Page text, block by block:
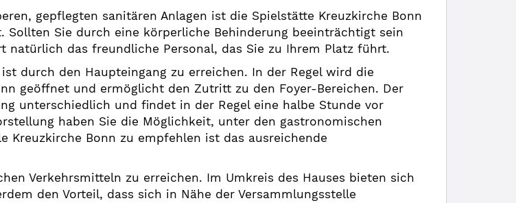
gepflegten sanitären Anlagen ist die Spielstätte Kreuzkirche Bonn
Sie durch eine körperliche Behinderung beeinträchtigt sein
das freundliche Personal, das Sie zu Ihrem Platz führt.
durch den Haupteingang zu erreichen. In der Regel wird die
geöffnet und ermöglicht den Zutritt zu den Foyer-Bereichen. Der
unterschiedlich und findet in der Regel eine halbe Stunde vor
haben Sie die Möglichkeit, unter den gastronomischen
Kreuzkirche Bonn zu empfehlen ist das ausreichende
Verkehrsmitteln zu erreichen. Im Umkreis des Hauses bieten sich
den Vorteil, dass sich in Nähe der Versammlungsstelle